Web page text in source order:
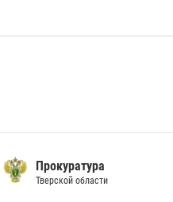
Прокуратура
Тверской области